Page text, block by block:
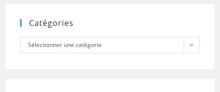
Catégories
Catégories
Sélectionner une catégorie